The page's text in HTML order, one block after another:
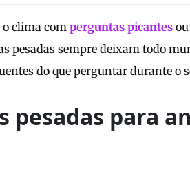
o clima com perguntas picantes
pesadas sempre deixam todo
do que perguntar durante o
pesadas para